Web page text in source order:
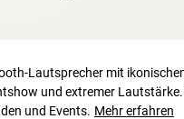
Lautsprecher mit
und extremer
und Events. Mehr erfahren